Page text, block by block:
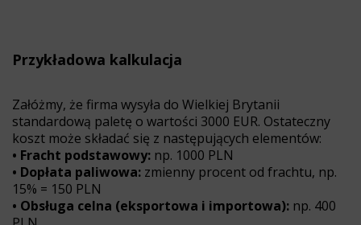
Przykładowa kalkulacja
Załóżmy, że firma wysyła do Wielkiej Brytanii
standardową paletę o wartości 3000 EUR. Ostateczny
koszt może składać się z następujących elementów:
• Fracht podstawowy: np. 1000 PLN
• Dopłata paliwowa: zmienny procent od frachtu, np.
15% = 150 PLN
• Obsługa celna (eksportowa i importowa): np. 400